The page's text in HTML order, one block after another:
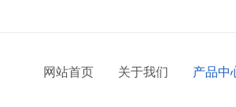
网站首页 关于我们 产品中